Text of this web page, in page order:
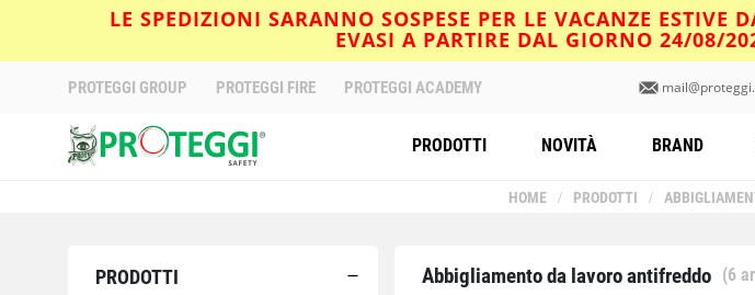
LE SPEDIZIONI SARANNO SOSPESE PER LE VACANZE
EVASI A PARTIRE DAL GIORNO 24/08/
PROTEGGI GROUP PROTEGGI FIRE PROTEGGI ACADEMY
PRODOTTI NOVITÀ BRAND
HOME / PRODOTTI /
PRODOTTI Abbigliamento da lavoro antifreddo (6